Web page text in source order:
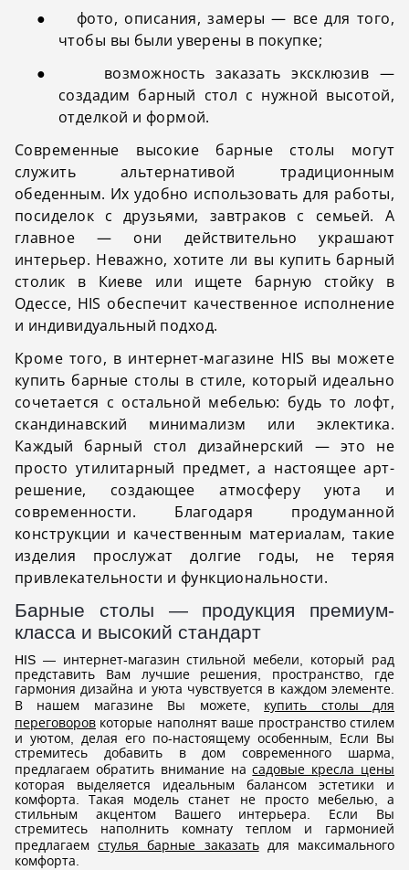
●
фото, описания, замеры — все для того,
чтобы вы были уверены в покупке;
●
возможность заказать эксклюзив —
создадим барный стол с нужной высотой,
отделкой и формой.
Современные высокие барные столы могут
служить альтернативой традиционным
обеденным. Их удобно использовать для работы,
посиделок с друзьями, завтраков с семьей. А
главное — они действительно украшают
интерьер. Неважно, хотите ли вы купить барный
столик в Киеве или ищете барную стойку в
Одессе, HIS обеспечит качественное исполнение
и индивидуальный подход.
Кроме того, в интернет-магазине HIS вы можете
купить барные столы в стиле, который идеально
сочетается с остальной мебелью: будь то лофт,
скандинавский минимализм или эклектика.
Каждый барный стол дизайнерский — это не
просто утилитарный предмет, а настоящее арт-
решение, создающее атмосферу уюта и
современности. Благодаря продуманной
конструкции и качественным материалам, такие
изделия прослужат долгие годы, не теряя
привлекательности и функциональности.
Барные столы — продукция премиум-
класса и высокий стандарт
HIS — интернет-магазин стильной мебели, который рад
представить Вам лучшие решения, пространство, где
гармония дизайна и уюта чувствуется в каждом элементе.
В нашем магазине Вы можете, купить столы для
переговоров которые наполнят ваше пространство стилем
и уютом, делая его по-настоящему особенным, Если Вы
стремитесь добавить в дом современного шарма,
предлагаем обратить внимание насадовые кресла цены
которая выделяется идеальным балансом эстетики и
комфорта. Такая модель станет не просто мебелью, а
стильным акцентом Вашего интерьера. Если Вы
стремитесь наполнить комнату теплом и гармонией
предлагаемстулья барные заказатьдля максимального
комфорта.